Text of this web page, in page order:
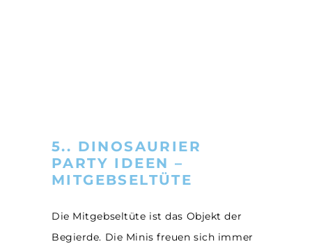
5.. DINOSAURIER
PARTY IDEEN –
MITGEBSELTÜTE
Die Mitgebseltüte ist das Objekt der
Begierde. Die Minis freuen sich immer